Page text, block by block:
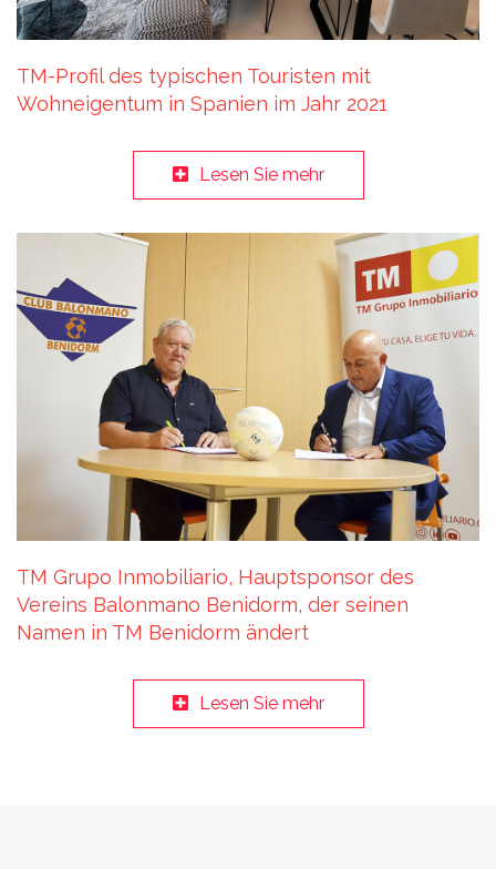
TM-Profil des typischen Touristen mit
Wohneigentum in Spanien im Jahr 2021
Lesen Sie mehr
TM Grupo Inmobiliario, Hauptsponsor des
Vereins Balonmano Benidorm, der seinen
Namen in TM Benidorm ändert
Lesen Sie mehr